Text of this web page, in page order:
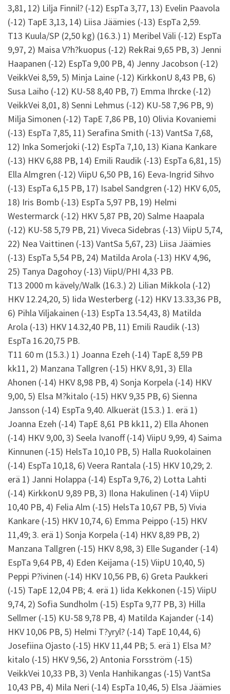
3,81, 12) Lilja Finnil? (-12) EspTa 3,77, 13) Evelin Paavola
(-12) TapE 3,13, 14) Liisa Jäämies (-13) EspTa 2,59.
T13 Kuula/SP (2,50 kg) (16.3.) 1) Meribel Väli (-12) EspTa
9,97, 2) Maisa V?h?kuopus (-12) RekRai 9,65 PB, 3) Jenni
Haapanen (-12) EspTa 9,00 PB, 4) Jenny Jacobson (-12)
VeikkVei 8,59, 5) Minja Laine (-12) KirkkonU 8,43 PB, 6)
Susa Laiho (-12) KU-58 8,40 PB, 7) Emma Ihrcke (-12)
VeikkVei 8,01, 8) Senni Lehmus (-12) KU-58 7,96 PB, 9)
Milja Simonen (-12) TapE 7,86 PB, 10) Olivia Kovaniemi
(-13) EspTa 7,85, 11) Serafina Smith (-13) VantSa 7,68,
12) Inka Somerjoki (-12) EspTa 7,10, 13) Kiana Kankare
(-13) HKV 6,88 PB, 14) Emili Raudik (-13) EspTa 6,81, 15)
Ella Almgren (-12) ViipU 6,50 PB, 16) Eeva-Ingrid Sihvo
(-13) EspTa 6,15 PB, 17) Isabel Sandgren (-12) HKV 6,05,
18) Iris Bomb (-13) EspTa 5,97 PB, 19) Helmi
Westermarck (-12) HKV 5,87 PB, 20) Salme Haapala
(-12) KU-58 5,79 PB, 21) Viveca Sidebras (-13) ViipU 5,74,
22) Nea Vaittinen (-13) VantSa 5,67, 23) Liisa Jäämies
(-13) EspTa 5,54 PB, 24) Matilda Arola (-13) HKV 4,96,
25) Tanya Dagohoy (-13) ViipU/PHI 4,33 PB.
T13 2000 m kävely/Walk (16.3.) 2) Lilian Mikkola (-12)
HKV 12.24,20, 5) Iida Westerberg (-12) HKV 13.33,36 PB,
6) Pihla Viljakainen (-13) EspTa 13.54,43, 8) Matilda
Arola (-13) HKV 14.32,40 PB, 11) Emili Raudik (-13)
EspTa 16.20,75 PB.
T11 60 m (15.3.) 1) Joanna Ezeh (-14) TapE 8,59 PB
kk11, 2) Manzana Tallgren (-15) HKV 8,91, 3) Ella
Ahonen (-14) HKV 8,98 PB, 4) Sonja Korpela (-14) HKV
9,00, 5) Elsa M?kitalo (-15) HKV 9,35 PB, 6) Sienna
Jansson (-14) EspTa 9,40. Alkuerät (15.3.) 1. erä 1)
Joanna Ezeh (-14) TapE 8,61 PB kk11, 2) Ella Ahonen
(-14) HKV 9,00, 3) Seela Ivanoff (-14) ViipU 9,99, 4) Saima
Kinnunen (-15) HelsTa 10,10 PB, 5) Halla Ruokolainen
(-14) EspTa 10,18, 6) Veera Rantala (-15) HKV 10,29; 2.
erä 1) Janni Holappa (-14) EspTa 9,76, 2) Lotta Lahti
(-14) KirkkonU 9,89 PB, 3) Ilona Hakulinen (-14) ViipU
10,40 PB, 4) Felia Alm (-15) HelsTa 10,67 PB, 5) Vivia
Kankare (-15) HKV 10,74, 6) Emma Peippo (-15) HKV
11,49; 3. erä 1) Sonja Korpela (-14) HKV 8,89 PB, 2)
Manzana Tallgren (-15) HKV 8,98, 3) Elle Sugander (-14)
EspTa 9,64 PB, 4) Eden Keijama (-15) ViipU 10,40, 5)
Peppi P?ivinen (-14) HKV 10,56 PB, 6) Greta Paukkeri
(-15) TapE 12,04 PB; 4. erä 1) Iida Kekkonen (-15) ViipU
9,74, 2) Sofia Sundholm (-15) EspTa 9,77 PB, 3) Hilla
Sellmer (-15) KU-58 9,78 PB, 4) Matilda Kajander (-14)
HKV 10,06 PB, 5) Helmi T?yryl? (-14) TapE 10,44, 6)
Josefiina Ojasto (-15) HKV 11,44 PB; 5. erä 1) Elsa M?
kitalo (-15) HKV 9,56, 2) Antonia Forsström (-15)
VeikkVei 10,33 PB, 3) Venla Hanhikangas (-15) VantSa
10,43 PB, 4) Mila Neri (-14) EspTa 10,46, 5) Elsa Jäämies